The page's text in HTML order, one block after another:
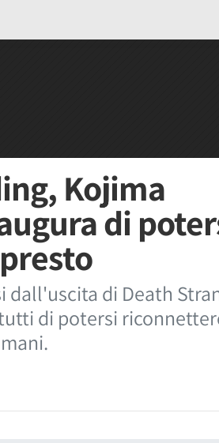
Kojima
di
dall'uscita di Death
di potersi